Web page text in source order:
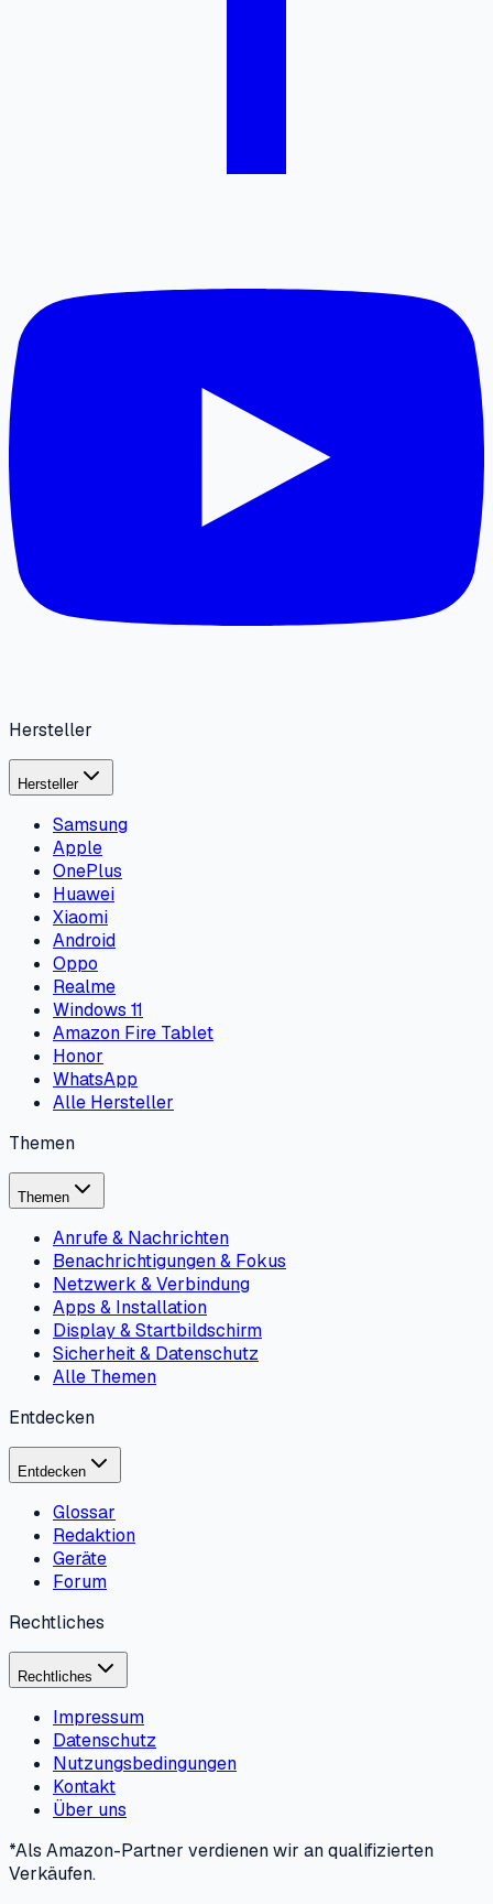
Hersteller
Hersteller
Samsung
Apple
OnePlus
Huawei
Xiaomi
Android
Oppo
Realme
Windows 11
Amazon Fire Tablet
Honor
WhatsApp
Alle Hersteller
Themen
Themen
Anrufe & Nachrichten
Benachrichtigungen & Fokus
Netzwerk & Verbindung
Apps & Installation
Display & Startbildschirm
Sicherheit & Datenschutz
Alle Themen
Entdecken
Entdecken
Glossar
Redaktion
Geräte
Forum
Rechtliches
Rechtliches
Impressum
Datenschutz
Nutzungsbedingungen
Kontakt
Über uns
*Als Amazon-Partner verdienen wir an qualifizierten
Verkäufen.